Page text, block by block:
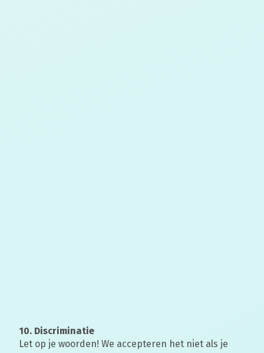
10. Discriminatie
Let op je woorden! We accepteren het niet als je